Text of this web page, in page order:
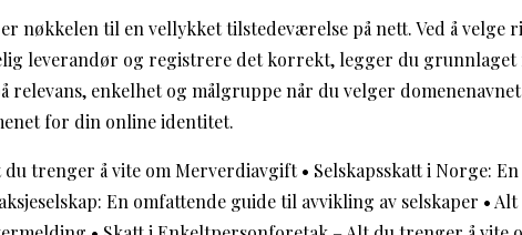
nøkkelen til en vellykket tilstedeværelse på nett. Ved å velge
leverandør og registrere det korrekt, legger du grunnlaget
relevans, enkelhet og målgruppe når du velger
for din online identitet.
du trenger å vite om Merverdiavgift• Selskapsskatt i Norge:
En omfattende guide til avvikling av selskaper • Alt